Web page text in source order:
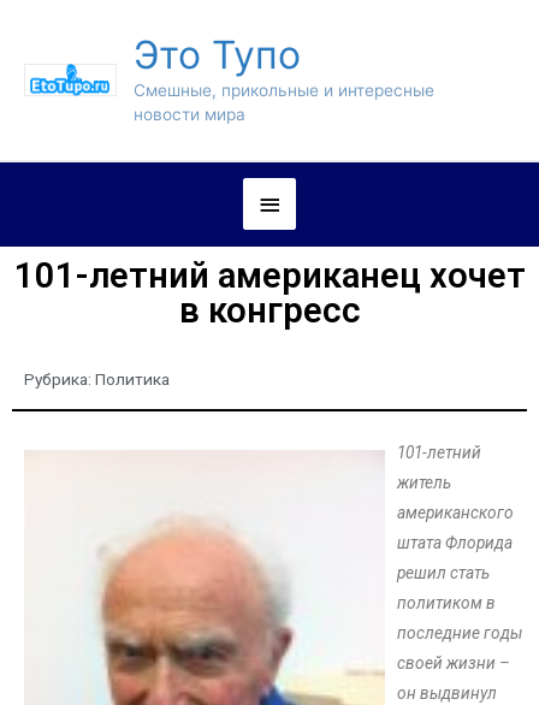
Это Тупо
Смешные, прикольные и интересные
новости мира
101-летний американец хочет
в конгресс
Рубрика: Политика
101-летний
житель
американского
штата Флорида
решил стать
политиком в
последние годы
своей жизни –
он выдвинул